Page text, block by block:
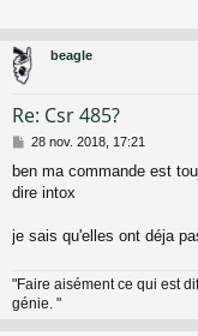
g
e
beagle
Re: Csr 485?
M
s
s
g
28 nov. 2018, 17:21
ben ma commande est
dire intox
je sais qu'elles ont déja
"Faire aisément ce qui est
génie. "